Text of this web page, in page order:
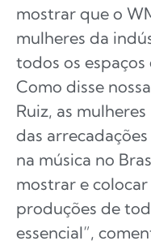
mostrar que o
mulheres da
todos os espaços
Como disse
Ruiz, as
das
na música no
mostrar e
produções de
essencial”,